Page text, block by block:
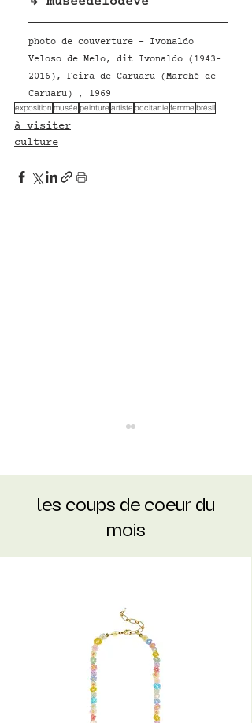
photo de couverture - Ivonaldo
Veloso de Melo, dit Ivonaldo (1943-
2016), Feira de Caruaru (Marché de
Caruaru) , 1969
exposition musée peinture artiste occitanie femme brésil
à visiter
culture
Sélection : TUTTI
FRUTTI
les coups de coeur du
mois